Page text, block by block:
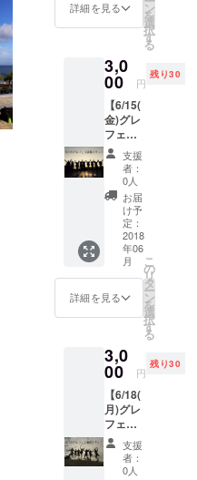
食、夕
リター
ンに含
まれま
す）
）
JR「園
部駅」
合
10:00
設営開
始
13:00
昼食
19:00
夕食
20:00
ロッジ
宿泊
（宿泊
しなく
ても
可）
（昼
食、夕
リター
ンに含
まれま
す）
詳細を見る ン
を
選
択
す
る
3,0
00 円
残り30
【6/15(
金)グレ
フェス
設営ス
タッ
フ】 み
んなで
一緒に
会場を
設営し
ましょ
う！
6/15(金
）
JR「園
部駅」
合
10:00
設営開
始
13:00
昼食
19:00
夕食
20:00
支援
者：
0人
お届
け予
定：
2018
年06
月
詳細を見る
こ
の
リ
タ
ー
ン
を
選
択
す
る
3,0
00 円
残り30
【6/18(
月)グレ
フェス
撤収ス
タッ
フ】 み
支援
者：
0人